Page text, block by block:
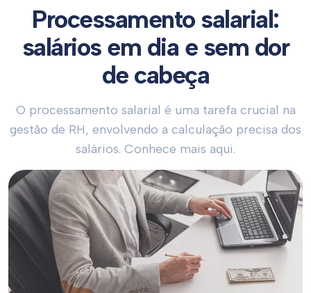
Processamento salarial:
salários em dia e sem dor
de cabeça
O processamento salarial é uma tarefa crucial na
gestão de RH, envolvendo a calculação precisa dos
salários. Conhece mais aqui.